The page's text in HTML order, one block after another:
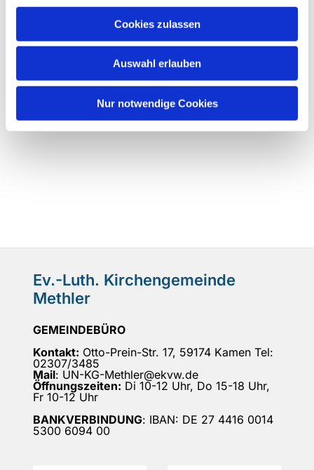
Cookies zulassen
Auswahl erlauben
Nur notwendige Cookies
Ev.-Luth. Kirchengemeinde
Methler
GEMEINDEBÜRO
Kontakt: Otto-Prein-Str. 17, 59174 Kamen Tel:
02307/3485
Mail: UN-KG-Methler@ekvw.de
Öffnungszeiten: Di 10-12 Uhr, Do 15-18 Uhr,
Fr 10-12 Uhr
BANKVERBINDUNG: IBAN: DE 27 4416 0014
5300 6094 00